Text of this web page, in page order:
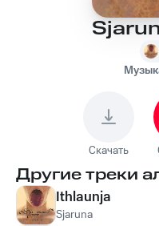
Скачать
Другие треки
Ithlaunja
Sjaruna